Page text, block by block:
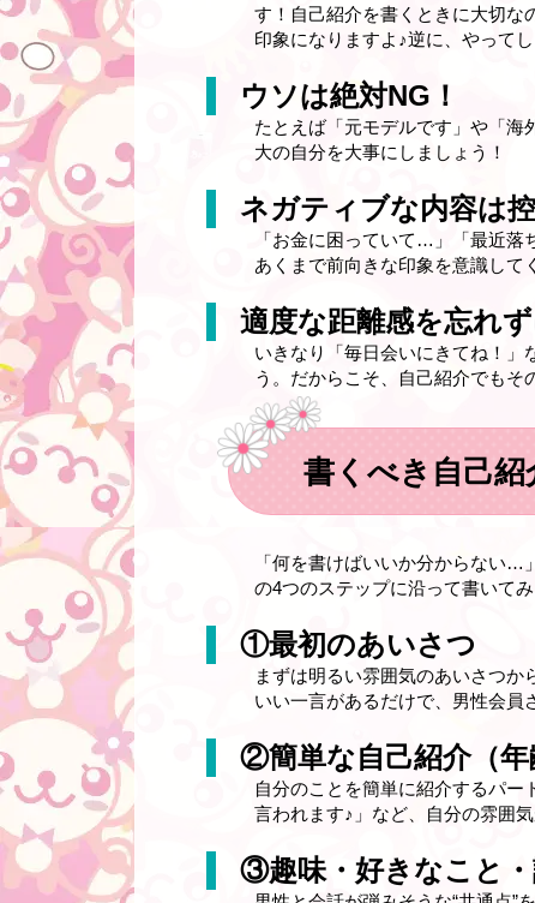
す！自己紹介を書くときに大切な
印象になりますよ♪逆に、やって
ウソは絶対NG！
たとえば「元モデルです」や「
大の自分を大事にしましょう！
ネガティブな内容は
「お金に困っていて…」「最近落
あくまで前向きな印象を意識して
適度な距離感を忘れ
いきなり「毎日会いにきてね！」
う。だからこそ、自己紹介でもそ
書くべき自己紹
「何を書けばいいか分からない…
の4つのステップに沿って書いて
①最初のあいさつ
まずは明るい雰囲気のあいさつ
いい一言があるだけで、男性会員
②簡単な自己紹介（年
自分のことを簡単に紹介するパー
言われます♪」など、自分の雰囲
③趣味・好きなこと